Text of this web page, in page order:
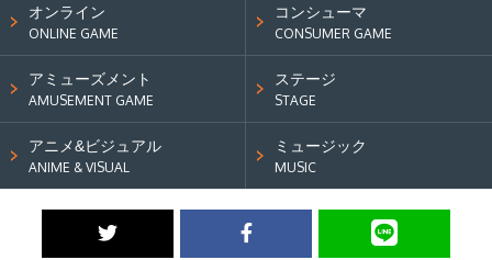
オンライン
ONLINE GAME
コンシューマ
CONSUMER GAME
アミューズメント
AMUSEMENT GAME
ステージ
STAGE
アニメ&ビジュアル
ANIME & VISUAL
ミュージック
MUSIC